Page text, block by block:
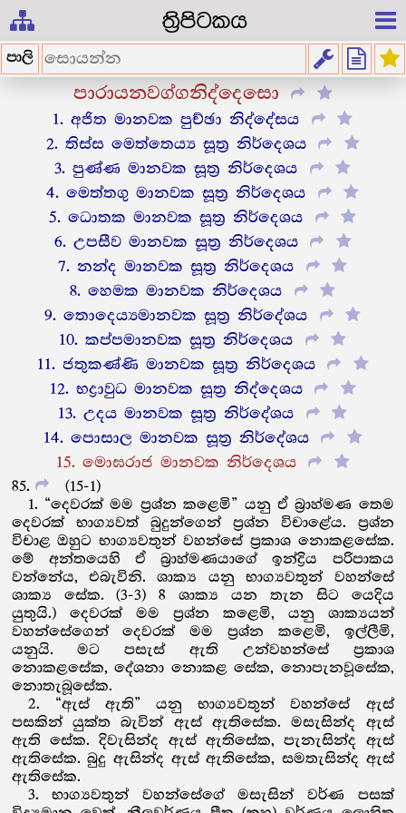
ත්‍රිපිටකය
පාලි
පාරායනවග්ගනිද්දෙසො
1. අජිත මානවක පුච්ඡා නිද්දේසය
2. තිස්ස මෙත්තෙය්‍ය සූත්‍ර නිර්දෙශය
3. පුණ්ණ මානවක සූත්‍ර නිර්දෙශය
4. මෙත්තගු මානවක සූත්‍ර නිර්දෙශය
5. ධොතක මානවක සූත්‍ර නිර්දෙශය
6. උපසීව මානවක සූත්‍ර නිර්දෙශය
7. නන්ද මානවක සූත්‍ර නිර්දෙශය
8. හෙමක මානවක නිර්දෙශය
9. තොදෙය්‍යමානවක සූත්‍ර නිර්දේශය
10. කප්පමානවක සූත්‍ර නිර්දෙශය
11. ජතුකණ්ණි මානවක සූත්‍ර නිර්දෙශය
12. භද්‍රාවුධ මානවක සූත්‍ර නිද්දෙශය
13. උදය මානවක සූත්‍ර නිර්දේශය
14. පොසාල මානවක සූත්‍ර නිර්දේශය
15. මොඝරාජ මානවක නිර්දෙශය
85
(15-1)
1. “දෙවරක් මම ප්‍රශ්න කළෙමි” යනු ඒ බ්‍රාහ්මණ තෙම
දෙවරක් භාග්‍යවත් බුදුන්ගෙන් ප්‍රශ්න විචාළේය. ප්‍රශ්න
විචාළ ඔහුට භාග්‍යවතුන් වහන්සේ ප්‍රකාශ නොකළසේක.
මේ අන්තයෙහි ඒ බ්‍රාහ්මණයාගේ ඉන්ද්‍රිය පරිපාකය
වන්නේය, එබැවිනි. ශාක්‍ය යනු භාග්‍යවතුන් වහන්සේ
ශාක්‍ය සේක. (3-3) 8 ශාක්‍ය යන තැන සිට යෙදිය
යුතුයි.) දෙවරක් මම ප්‍රශ්න කළෙමි, යනු ශාක්‍යයන්
වහන්සේගෙන් දෙවරක් මම ප්‍රශ්න කළෙමි, ඉල්ලීමි,
යනුයි. මට පසැස් ඇති උන්වහන්සේ ප්‍රකාශ
නොකළසේක, දේශනා නොකළ සේක, නොපැනවූසේක,
නොතැබූසේක.
2. “ඇස් ඇති” යනු භාග්‍යවතුන් වහන්සේ ඇස්
පසකින් යුක්ත බැවින් ඇස් ඇතිසේක. මසැසින්ද ඇස්
ඇති සේක. දිවැසින්ද ඇස් ඇතිසේක, පැනැසින්ද ඇස්
ඇතිසේක. බුදු ඇසින්ද ඇස් ඇතිසේක, සමතැසින්ද ඇස්
ඇතිසේක.
3. භාග්‍යවතුන් වහන්සේගේ මසැසින් වර්ණ පසක්